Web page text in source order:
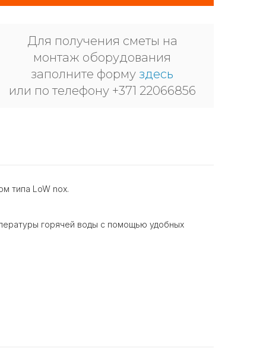
Для получения сметы на
монтаж оборудования
заполните форму здесь
или по телефону +371 22066856
типа LoW nox.
горячей воды с помощью удобных